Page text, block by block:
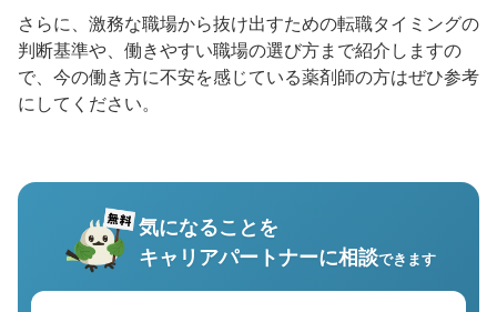
さらに、激務な職場から抜け出すための転職タイミングの
判断基準や、働きやすい職場の選び方まで紹介しますの
で、今の働き方に不安を感じている薬剤師の方はぜひ参考
にしてください。
気になることを
キャリアパートナーに相談できます